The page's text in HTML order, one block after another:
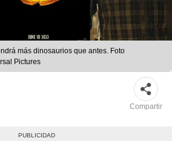
más dinosaurios que antes. Foto
Pictures
Compartir